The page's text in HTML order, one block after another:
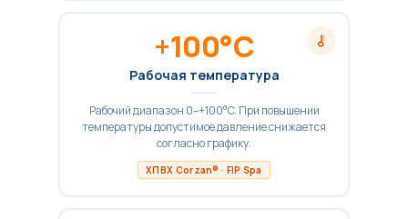
+100°C
Рабочая температура
Рабочий диапазон 0–+100°C. При повышении
температуры допустимое давление снижается
согласно графику.
ХПВХ Corzan® · FIP Spa